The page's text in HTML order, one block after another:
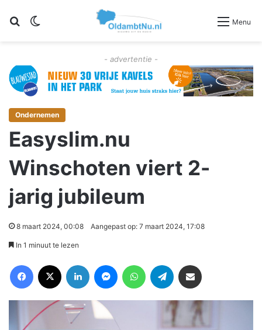
Zoeken Menu
- advertentie -
Ondernemen
Easyslim.nu
Winschoten viert 2-
jarig jubileum
8 maart 2024, 00:08 Aangepast op: 7 maart 2024, 17:08
In 1 minuut te lezen